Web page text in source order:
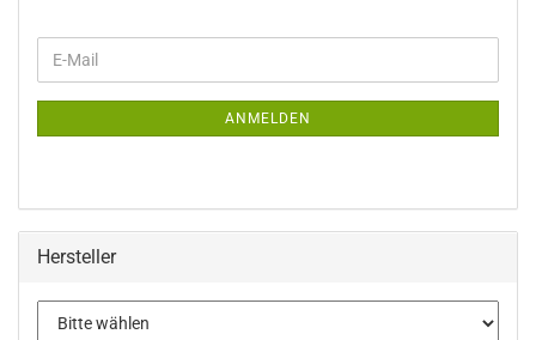
ZUR
E-
Mail
ANMELDEN
Hersteller